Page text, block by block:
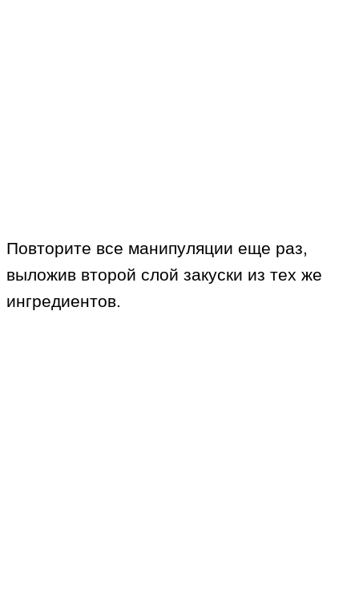
Повторите все манипуляции еще раз,
выложив второй слой закуски из тех же
ингредиентов.